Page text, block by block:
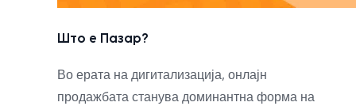
Што е Пазар?
Во ерата на дигитализација, онлајн
продажбата станува доминантна форма на